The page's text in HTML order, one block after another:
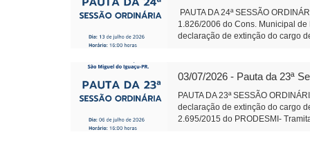
PAUTA DA 24ª SESSÃO
1.826/2006 do Cons. Municipal
declaração de extinção do cargo
Termo de Fomento com o CTG
585 Fica denominado “Parque
margens dos Rios Pinto,
Leite Presidente
03/07/2026 - Pauta da 23ª
PAUTA DA 23ª SESSÃO
declaração de extinção do cargo
2.695/2015 do PRODESMI-